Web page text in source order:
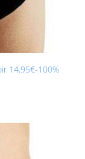
14,95€-100%